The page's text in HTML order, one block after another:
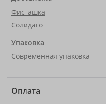
Фисташка
Солидаго
Упаковка
Современная упаковка
Оплата